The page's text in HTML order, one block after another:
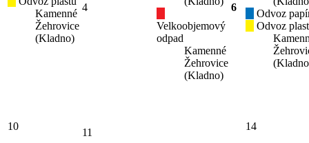
Kamenné
Žehrovice
(Kladno)
4
Velkoobjemový
odpad
Kamenné
Žehrovice
(Kladno)
6
Odvoz
Odvoz
10
11
14